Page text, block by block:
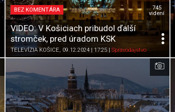
Pozrieť neskôr
K obľúbeným
Zdieľať
BEZ KOMENTÁRA
VIDEO: V Košiciach pribudol ďalší
stromček, pred úradom KSK
TELEVÍZIA KOŠICE, 09.12.2024 | 17:25| Spravodajstvo
745
videní